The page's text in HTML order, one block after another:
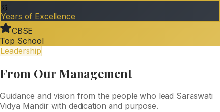
35+
Years of Excellence
CBSE
Top School
Leadership
From Our Management
Guidance and vision from the people who lead Saraswati
Vidya Mandir with dedication and purpose.